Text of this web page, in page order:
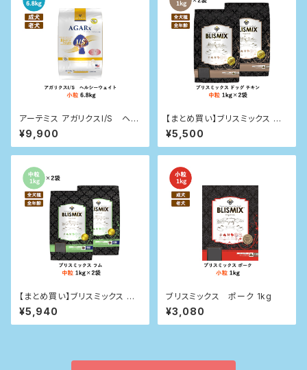
アーテミス アガリクスI/S ヘル
シーウェイト 小粒 6.8kg
¥9,900
【まとめ買い】ブリスミックス ドッ
グ チキン 中粒 1kg×2袋
¥5,500
【まとめ買い】ブリスミックス 犬
用 ラム 中粒 1kg×2袋
¥5,940
ブリスミックス ポーク 1kg
¥3,080